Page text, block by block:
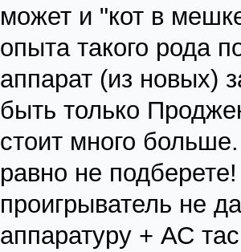
может и "кот в
опыта такого рода
аппарат (из новых)
быть только
стоит много
равно не
проигрыватель не
аппаратуру + АС